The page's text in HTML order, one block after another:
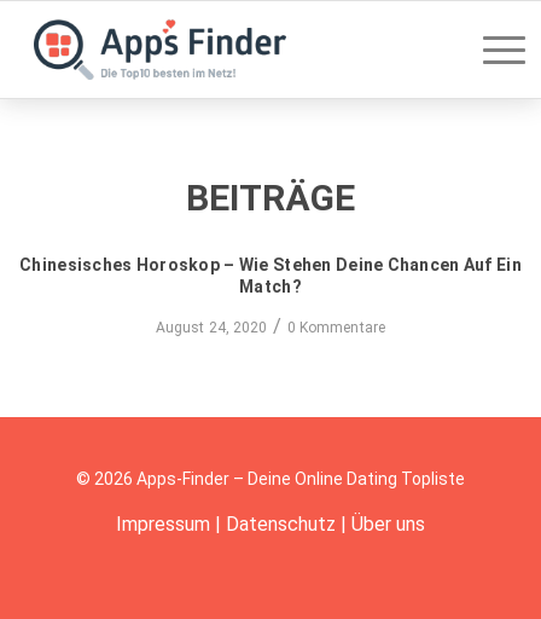
BEITRÄGE
Chinesisches Horoskop – Wie Stehen Deine Chancen Auf Ein
Match?
August 24, 2020 / 0 Kommentare
© 2026 Apps-Finder – Deine Online Dating Topliste
Impressum | Datenschutz | Über uns